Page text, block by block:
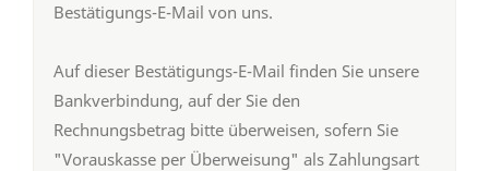
Bestätigungs-E-Mail von uns.
Auf dieser Bestätigungs-E-Mail finden Sie unsere
Bankverbindung, auf der Sie den
Rechnungsbetrag bitte überweisen, sofern Sie
"Vorauskasse per Überweisung" als Zahlungsart